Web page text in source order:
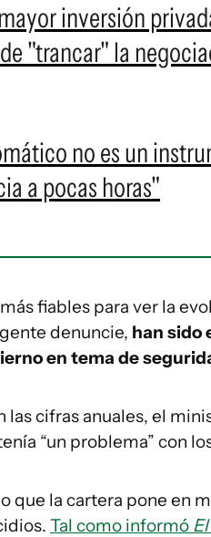
inversión
"trancar" la
no es un
a pocas horas"
fiables para ver la
denuncie, han sido
en tema de
las cifras anuales, el
“un problema” con
que la cartera pone en
Tal como informó